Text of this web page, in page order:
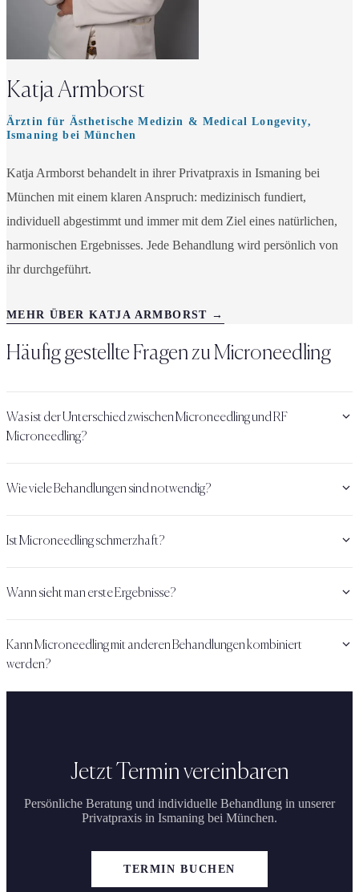
Katja Armborst
Ärztin für Ästhetische Medizin & Medical Longevity,
Ismaning bei München
Katja Armborst behandelt in ihrer Privatpraxis in Ismaning bei
München mit einem klaren Anspruch: medizinisch fundiert,
individuell abgestimmt und immer mit dem Ziel eines natürlichen,
harmonischen Ergebnisses. Jede Behandlung wird persönlich von
ihr durchgeführt.
MEHR ÜBER KATJA ARMBORST →
Häufig gestellte Fragen zu Microneedling
Was ist der Unterschied zwischen Microneedling und RF
Microneedling?
Wie viele Behandlungen sind notwendig?
Ist Microneedling schmerzhaft?
Wann sieht man erste Ergebnisse?
Kann Microneedling mit anderen Behandlungen kombiniert
werden?
Jetzt Termin vereinbaren
Persönliche Beratung und individuelle Behandlung in unserer
Privatpraxis in Ismaning bei München.
TERMIN BUCHEN